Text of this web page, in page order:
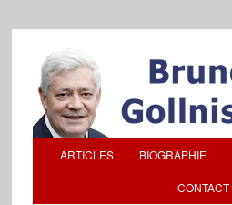
ARTICLES BIOGRAPHIE
CONTACT